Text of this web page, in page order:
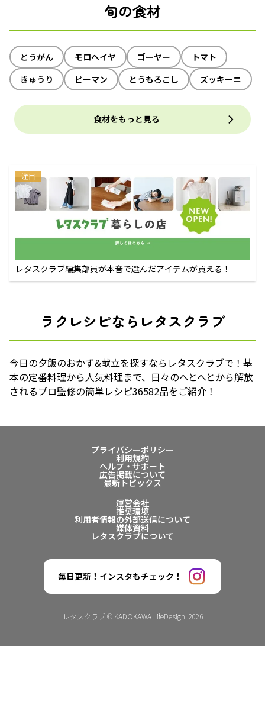
旬の食材
とうがん モロヘイヤ ゴーヤー
トマト
きゅうり
ピーマン とうもろこし ズッキーニ
食材をもっと見る
注目
レタスクラブ編集部員が本音で選んだアイテムが買える！
ラクレシピならレタスクラブ
今日の夕飯のおかず&献立を探すならレタスクラブで！基
本の定番料理から人気料理まで、日々のへとへとから解放
されるプロ監修の簡単レシピ36582品をご紹介！
プライバシーポリシー
利用規約
ヘルプ・サポート
広告掲載について
最新トピックス
運営会社
推奨環境
利用者情報の外部送信について
媒体資料
レタスクラブについて
毎日更新！インスタもチェック！
レタスクラブ © KADOKAWA LifeDesign. 2026